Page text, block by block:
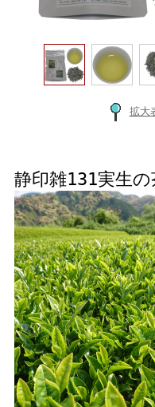
拡大
静印雑131実生の